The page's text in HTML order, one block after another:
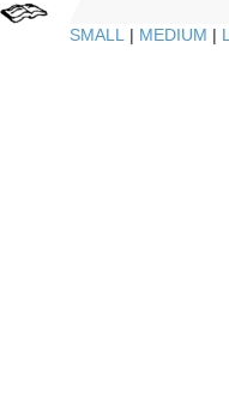
SMALL | MEDIUM |